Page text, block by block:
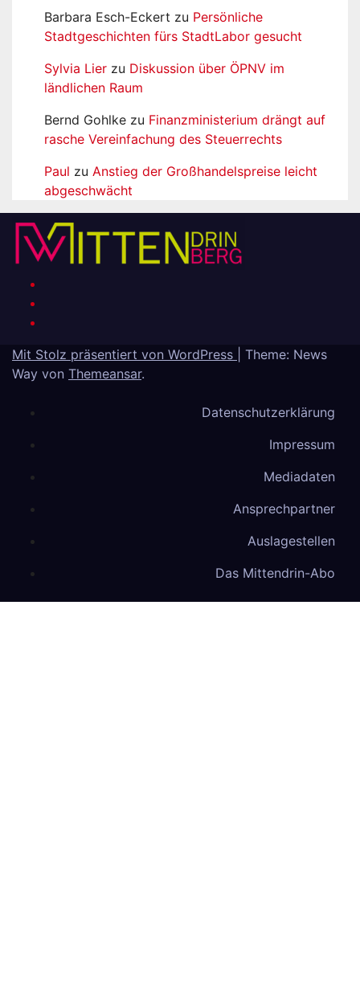
Barbara Esch-Eckert zu Persönliche
Stadtgeschichten fürs StadtLabor gesucht
Sylvia Lier zu Diskussion über ÖPNV im
ländlichen Raum
Bernd Gohlke zu Finanzministerium drängt auf
rasche Vereinfachung des Steuerrechts
Paul zu Anstieg der Großhandelspreise leicht
abgeschwächt
Mit Stolz präsentiert von WordPress
Theme: News
Way von Themeansar.
Datenschutzerklärung
Impressum
Mediadaten
Ansprechpartner
Auslagestellen
Das Mittendrin-Abo